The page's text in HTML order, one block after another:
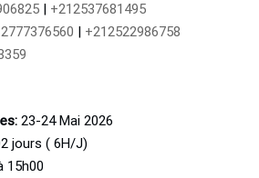
| +212537681495
| +212522986758
23-24 Mai 2026
jours ( 6H/J)
15h00